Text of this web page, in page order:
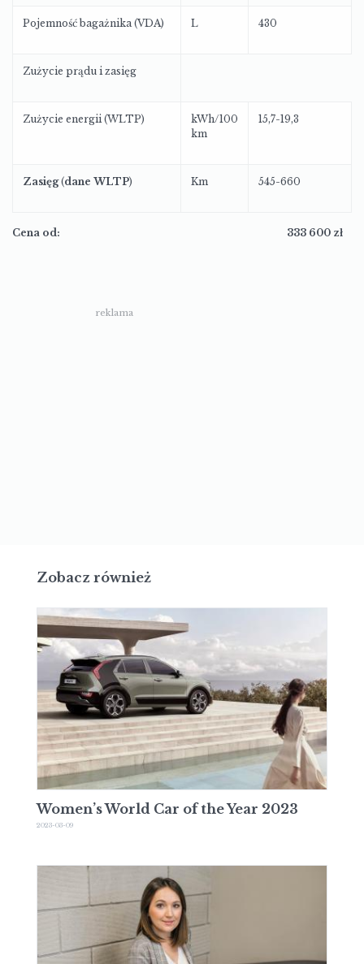
Pojemność bagażnika (VDA) L 430
Zużycie prądu i zasięg
Zużycie energii (WLTP)
kWh/100
km
15,7-19,3
Zasięg(dane WLTP) Km 545-660
Cena od: 333 600 zł
reklama
Zobacz również
Women’s World Car of the Year 2023
2023-03-09